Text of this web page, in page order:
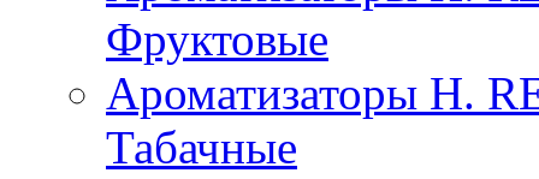
Фруктовые
Ароматизаторы H.
Табачные